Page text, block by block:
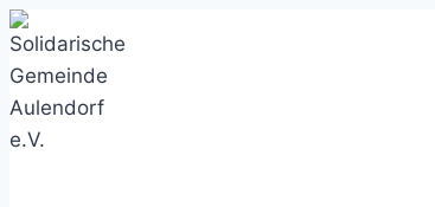
Zum
Inhalt
springen